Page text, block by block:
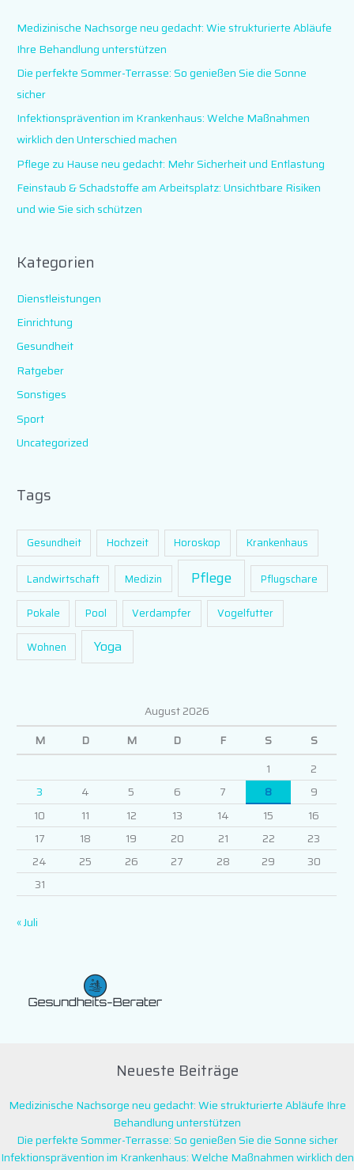
a
c
h
:
Medizinische Nachsorge neu gedacht: Wie strukturierte Abläufe
Ihre Behandlung unterstützen
Die perfekte Sommer-Terrasse: So genießen Sie die Sonne
sicher
Infektionsprävention im Krankenhaus: Welche Maßnahmen
wirklich den Unterschied machen
Pflege zu Hause neu gedacht: Mehr Sicherheit und Entlastung
Feinstaub & Schadstoffe am Arbeitsplatz: Unsichtbare Risiken
und wie Sie sich schützen
Kategorien
Dienstleistungen
Einrichtung
Gesundheit
Ratgeber
Sonstiges
Sport
Uncategorized
Tags
Gesundheit Hochzeit Horoskop Krankenhaus
Landwirtschaft Medizin Pflege Pflugschare
Pokale Pool Verdampfer Vogelfutter
Wohnen Yoga
August 2026
M
D M D F S
S
1
2
3
4 5 6 7 8
9
10
11 12 13 14 15
16
17
18 19 20 21 22
23
24
25 26 27 28 29
30
31
« Juli
Neueste Beiträge
Medizinische Nachsorge neu gedacht: Wie strukturierte Abläufe Ihre
Behandlung unterstützen
Die perfekte Sommer-Terrasse: So genießen Sie die Sonne sicher
Infektionsprävention im Krankenhaus: Welche Maßnahmen wirklich den